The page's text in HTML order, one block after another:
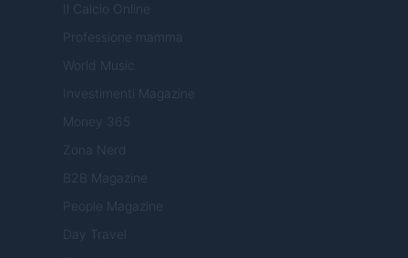
Il Calcio Online
Professione mamma
World Music
Investimenti Magazine
Money 365
Zona Nerd
B2B Magazine
People Magazine
Day Travel